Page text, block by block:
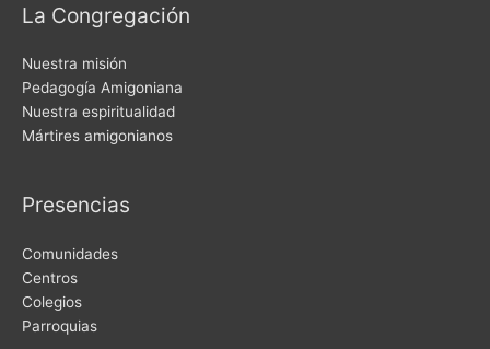
La Congregación
Nuestra misión
Pedagogía Amigoniana
Nuestra espiritualidad
Mártires amigonianos
Presencias
Comunidades
Centros
Colegios
Parroquias